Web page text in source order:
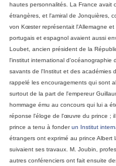
hautes personnalités. La France avait
étrangères, et l'amiral de Jonquières,
von Kœster représentait l'Allemagne
portugais et espagnol avaient aussi
Loubet, ancien président de la
l'institut international d'océanographie
savants de l'Institut et des académies
rappelé les encouragements qui sont
surtout de la part de l'empereur
hommage ému au concours qui lui a
réponse l'éloge de l'œuvre du prince ;
prince a tenu à fonderun Institut
étrangers ont exprimé au prince Albert
suivaient ses travaux. M. Joubin,
autres conférenciers ont fait ensuite